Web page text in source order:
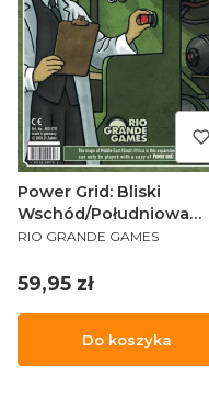
Power Grid: Bliski
Wschód/Południowa
Afryka ENG
PRODUCENT
RIO GRANDE GAMES
Cena
59,95 zł
Do koszyka